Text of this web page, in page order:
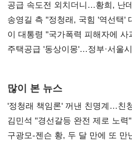
사과부터"
공급 속도전 외치더니…황희, 난
리모델링' 제안
송영길 측 "정청래, 국힘 '역선택'
총선 지휘 못해"
이 대통령 "국가폭력 피해자에
진실 밝혀야"
주택공급 '동상이몽'…정부·서울
많이 본 뉴스
'정청래 책임론' 꺼낸 친명계…친
때리기
김민석 "경선갈등 완전 제로 노
사과부터"
구광모-젠슨 황, 두 달 만에 또 만